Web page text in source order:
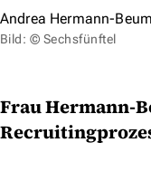
Andrea Hermann-
Bild: © Sechsfünftel
Frau Hermann-